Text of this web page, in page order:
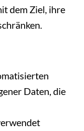
dem Ziel, ihre
Daten, die